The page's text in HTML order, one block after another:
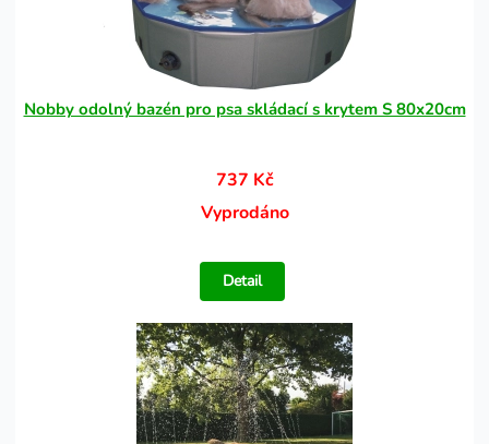
Nobby odolný bazén pro psa skládací s krytem S 80x20cm
737 Kč
Vyprodáno
Detail